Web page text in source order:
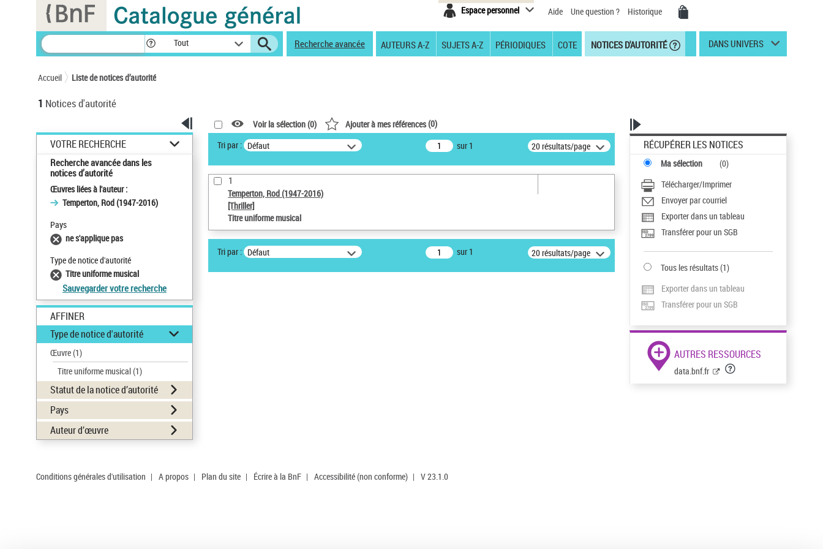
Espace personnel Aide Une question ? Historique
Tout Recherche avancée AUTEURS A-Z SUJETS A-Z PÉRIODIQUES COTE NOTICES D'AUTORITÉ DANS UNIVERS
Accueil Liste de notices d’autorité
1 Notices d'autorité
VOTRE RECHERCHE
Recherche avancée dans les
notices d’autorité
Œuvres liées à l'auteur :
Temperton, Rod (1947-2016)
Pays
ne s'applique pas
Type de notice d'autorité
Titre uniforme musical
Sauvegarder votre recherche
AFFINER
Type de notice d'autorité
Œuvre(1)
Titre uniforme musical(1)
Statut de la notice d’autorité
Pays
Auteur d’œuvre
Voir la sélection (0) Ajouter à mes références(0)
Tri par : Défaut sur 1 20 résultats/page
1
Temperton, Rod (1947-2016)
[Thriller]
Titre uniforme musical
Tri par : Défaut sur 1 20 résultats/page
RÉCUPÉRER LES NOTICES
Ma sélection (0)
Télécharger/Imprimer
Envoyer par courriel
Exporter dans un tableau
Transférer pour un SGB
Tous les résultats(1)
Exporter dans un tableau
Transférer pour un SGB
AUTRES RESSOURCES
data.bnf.fr
Conditions générales d'utilisation | A propos | Plan du site | Écrire à la BnF | Accessibilité (non conforme) | V 23.1.0
Panneau de gestion des cookies